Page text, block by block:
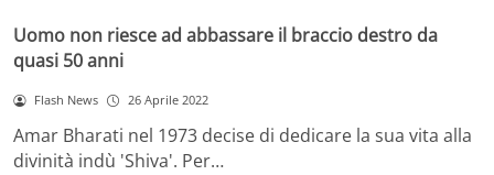
Uomo non riesce ad abbassare il braccio destro da
quasi 50 anni
Flash News 26 Aprile 2022
Amar Bharati nel 1973 decise di dedicare la sua vita alla
divinità indù 'Shiva'. Per…